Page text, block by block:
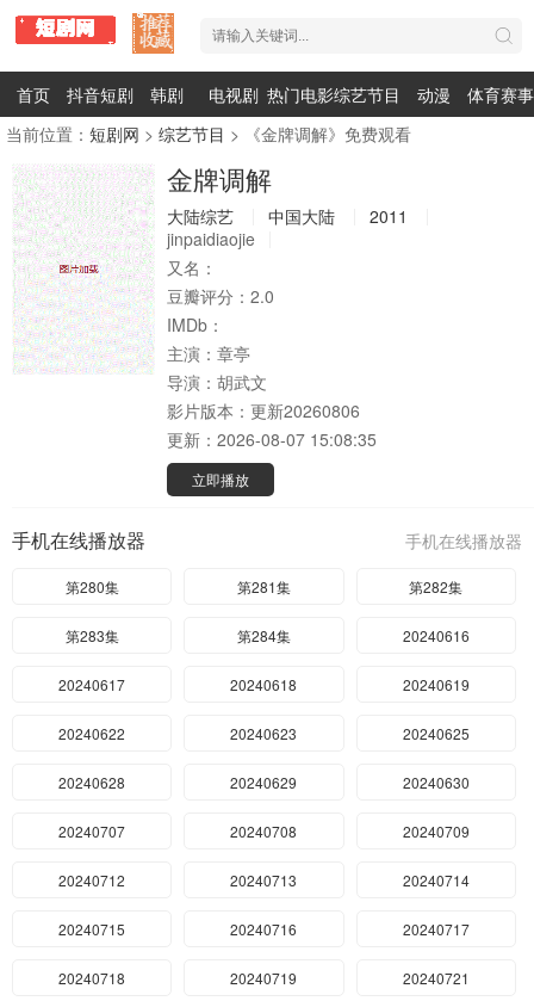
首页 抖音短剧 韩剧 电视剧 热门电影综艺节目 动漫
体育赛事
当前位置： 短剧网 > 综艺节目 > 《金牌调解》免费观看
金牌调解
大陆综艺 中国大陆
2011
jinpaidiaojie
又名：
豆瓣评分： 2.0
IMDb：
主演： 章亭
导演： 胡武文
影片版本： 更新20260806
更新： 2026-08-07 15:08:35
立即播放
手机在线播放器
手机在线播放器
第280集 第281集 第282集
第283集 第284集 20240616
20240617 20240618 20240619
20240622 20240623 20240625
20240628 20240629 20240630
20240707 20240708 20240709
20240712 20240713 20240714
20240715 20240716 20240717
20240718 20240719 20240721